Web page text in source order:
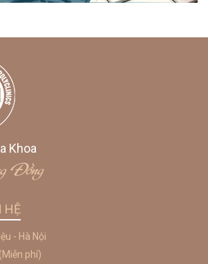
Khoa
Đồng
HỆ
- Hà Nội
(Miễn phí)